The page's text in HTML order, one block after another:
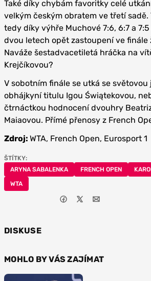
Také díky chybám favoritky celé
velkým českým obratem ve třetí sadě.
tedy díky výhře Muchové 7:6, 6:7 a
dvou letech opět zastoupení ve finále
Naváže šestadvacetiletá hráčka na
Krejčíkovou?
V sobotním finále se utká se světovou
obhájkyní titulu Igou Świątekovou,
čtrnáctkou hodnocení dvouhry
Maiaovou. Přímé přenosy z French
Zdroj: WTA, French Open, Eurosport 1
ŠTÍTKY:
ARYNA SABALENKA
FRENCH OPEN
WTA
DISKUSE
MOHLO BY VÁS ZAJÍMAT